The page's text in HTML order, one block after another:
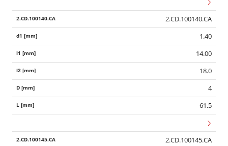
2.CD.100140.CA
1.40
14.00
18.0
4
61.5
2.CD.100145.CA